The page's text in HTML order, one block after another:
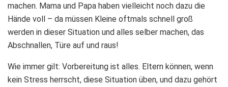
machen. Mama und Papa haben vielleicht noch dazu die
Hände voll – da müssen Kleine oftmals schnell groß
werden in dieser Situation und alles selber machen, das
Abschnallen, Türe auf und raus!
Wie immer gilt: Vorbereitung ist alles. Eltern können, wenn
kein Stress herrscht, diese Situation üben, und dazu gehört